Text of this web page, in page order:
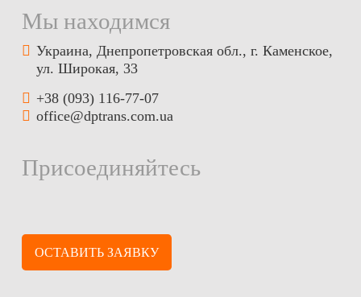
Мы находимся
Украина, Днепропетровская обл., г. Каменское,
ул. Широкая, 33
+38 (093) 116-77-07
office@dptrans.com.ua
Присоединяйтесь
ОСТАВИТЬ ЗАЯВКУ